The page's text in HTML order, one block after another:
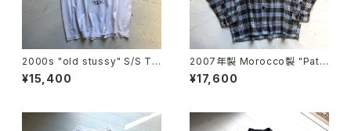
2000s "old stussy" S/S T-
shirt
¥15,400
2007年製 Morocco製 "Pata
gonia" heavy flannel shirt
¥17,600